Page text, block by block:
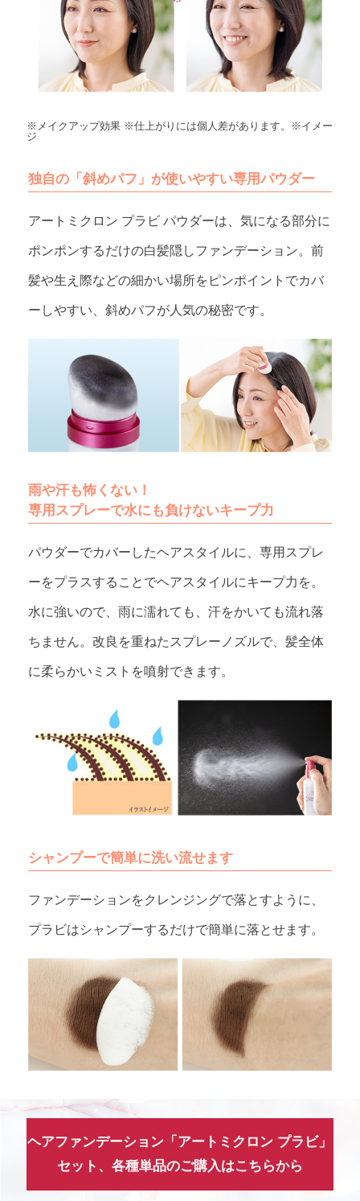
※メイクアップ効果 ※仕上がりには個人差があります。※イメー
ジ
独自の「斜めパフ」が使いやすい専用パウダー
アートミクロン プラビ パウダーは、気になる部分に
ポンポンするだけの白髪隠しファンデーション。前
髪や生え際などの細かい場所をピンポイントでカバ
ーしやすい、斜めパフが人気の秘密です。
雨や汗も怖くない！
専用スプレーで水にも負けないキープ力
パウダーでカバーしたヘアスタイルに、専用スプレ
ーをプラスすることでヘアスタイルにキープ力を。
水に強いので、雨に濡れても、汗をかいても流れ落
ちません。改良を重ねたスプレーノズルで、髪全体
に柔らかいミストを噴射できます。
シャンプーで簡単に洗い流せます
ファンデーションをクレンジングで落とすように、
プラビはシャンプーするだけで簡単に落とせます。
ヘアファンデーション「アートミクロン プラビ」
セット、各種単品のご購入はこちらから